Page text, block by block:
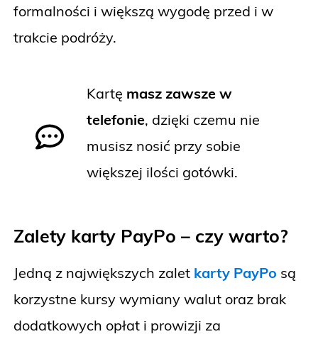
formalności i większą wygodę przed i w
trakcie podróży.
Kartę masz zawsze w
telefonie, dzięki czemu nie
musisz nosić przy sobie
większej ilości gotówki.
Zalety karty PayPo – czy warto?
Jedną z największych zalet karty PayPo są
korzystne kursy wymiany walut oraz brak
dodatkowych opłat i prowizji za